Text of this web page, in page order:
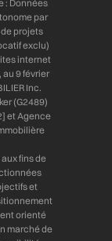
: Données
par
projets
exclu)
internet
9 février
Inc.
(G2489)
et Agence
fins de
et
orienté
marché de